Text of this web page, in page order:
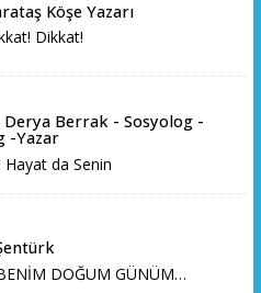
Köşe Yazarı
Dikkat!
Derya Berrak - Sosyolog -
-Yazar
Hayat da Senin
DOĞUM GÜNÜM…